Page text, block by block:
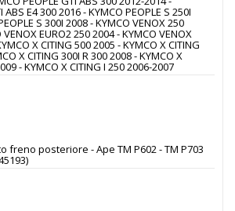
ABS E4 300 2016 - KYMCO PEOPLE S 250I
S 300I 2008 - KYMCO VENOX 250
EURO2 250 2004 - KYMCO VENOX
X CITING 500 2005 - KYMCO X CITING
X CITING 300I R 300 2008 - KYMCO X
- KYMCO X CITING I 250 2006-2007
freno posteriore - Ape TM P602 - TM P703